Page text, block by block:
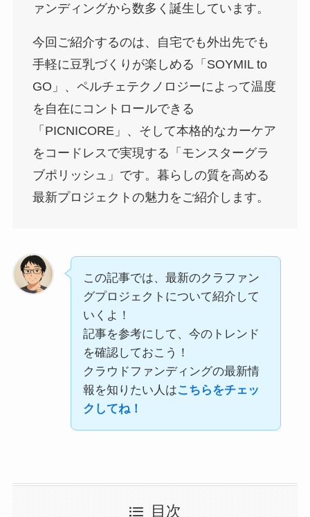
ァンディングから数多く誕生しています。
今回ご紹介するのは、自宅でも外出先でも
手軽に豆乳づくりが楽しめる「SOYMIL to
GO」、ペルチェテクノロジーによって温度
を自在にコントロールできる
「PICNICORE」、そして本格的なカーケア
をコードレスで実現する「モンスターグラ
ブポリッシュ」です。暮らしの質を高める
最新プロジェクトの魅力をご紹介します。
この記事では、最新のクラファン
グプロジェクトについて紹介して
いくよ！
記事を参考にして、今のトレンド
を確認しておこう！
クラウドファンディングの最新情
報を知りたい人はこちらをチェッ
クしてね！
目次